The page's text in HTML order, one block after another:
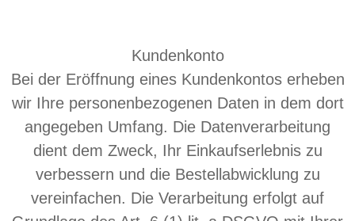
Kundenkonto
Bei der Eröffnung eines Kundenkontos erheben
wir Ihre personenbezogenen Daten in dem dort
angegeben Umfang. Die Datenverarbeitung
dient dem Zweck, Ihr Einkaufserlebnis zu
verbessern und die Bestellabwicklung zu
vereinfachen. Die Verarbeitung erfolgt auf